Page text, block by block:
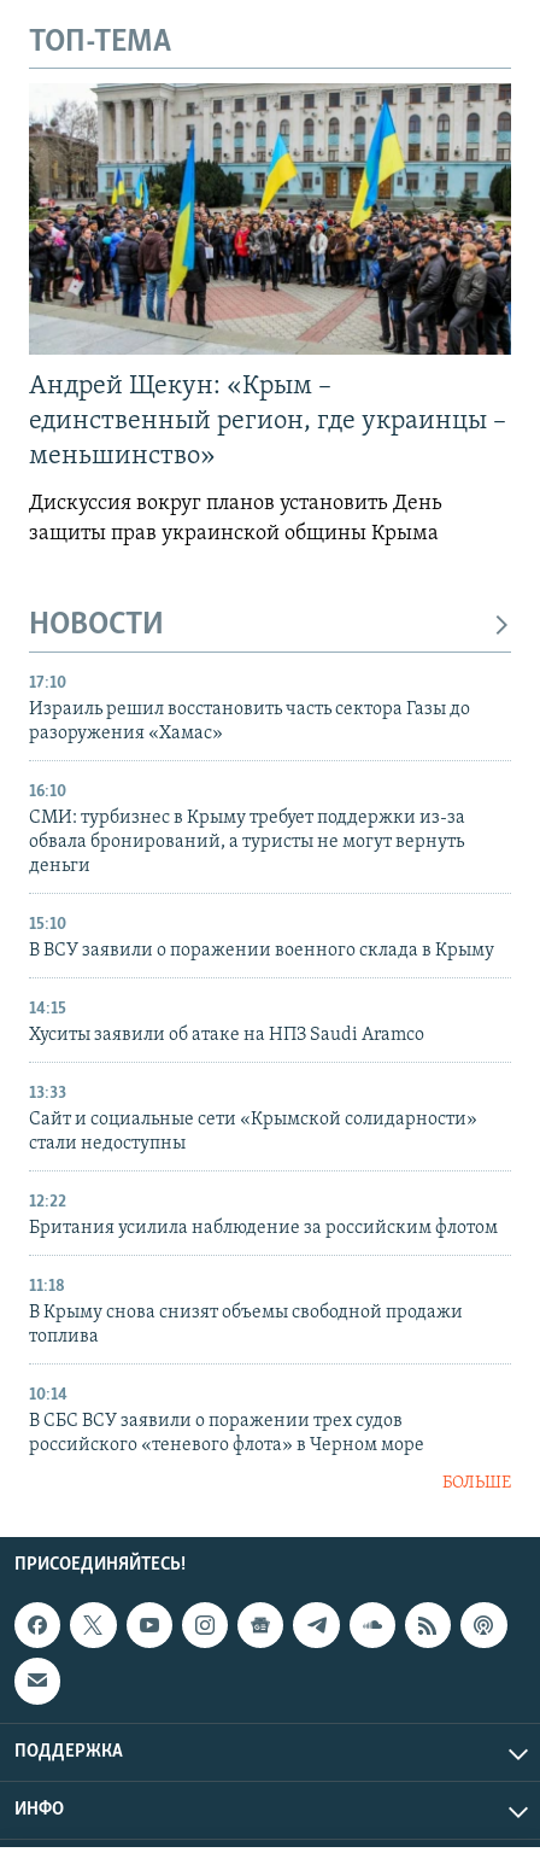
ТОП-ТЕМА
Андрей Щекун: «Крым –
единственный регион, где украинцы –
меньшинство»
Дискуссия вокруг планов установить День
защиты прав украинской общины Крыма
НОВОСТИ
17:10
Израиль решил восстановить часть сектора Газы до
разоружения «Хамас»
16:10
СМИ: турбизнес в Крыму требует поддержки из-за
обвала бронирований, а туристы не могут вернуть
деньги
15:10
В ВСУ заявили о поражении военного склада в Крыму
14:15
Хуситы заявили об атаке на НПЗ Saudi Aramco
13:33
Сайт и социальные сети «Крымской солидарности»
стали недоступны
12:22
Британия усилила наблюдение за российским флотом
11:18
В Крыму снова снизят объемы свободной продажи
топлива
10:14
В СБС ВСУ заявили о поражении трех судов
российского «теневого флота» в Черном море
БОЛЬШЕ
ПРИСОЕДИНЯЙТЕСЬ!
ПОДДЕРЖКА
ИНФО